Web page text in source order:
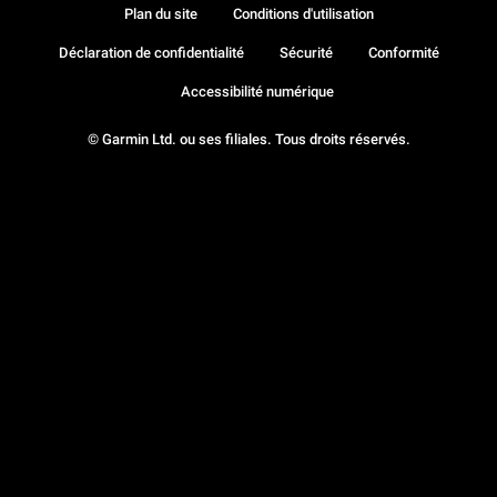
© Garmin Ltd. ou ses filiales. Tous droits réservés.
Plan du site Conditions d'utilisation
Déclaration de confidentialité Sécurité Conformité
Accessibilité numérique